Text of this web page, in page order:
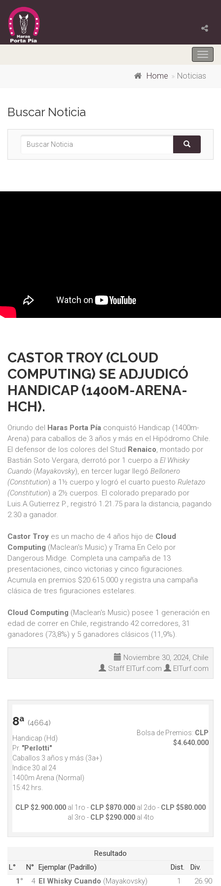
Home Noticias
Buscar Noticia
CASTOR TROY (CLOUD
COMPUTING) SE ADJUDICÓ
HANDICAP (1400M-ARENA-
HCH).
Oriundo del Haras Porta Pía conquistó Handicap (1400m-
Arena) para caballos de 3 años y más en el Hipódromo Chile.
El defensor de los colores del Stud Renaico, montado por
Bastián Soto Vergara, derrotó por 1 cuerpo a El Whisky
Cuando (Mayakovsky), en tercer lugar llegó Bellonero
(Constitution) a 1½ cuerpo y logró el cuarto puesto Ruletazo
(Constitution) a 2½ cuerpos. El colorado preparado por
Luis.A.Gutierrez P., registró 1.21.75 para la distancia, pagando
2.30 a ganador.
Castor Troy es un macho de 4 años hijo de Cloud
Computing (Maclean's Music) y Trama En Celo por
Dangerous Midge. Completa una campaña de 13
presentaciones, cinco victorias y cinco figuraciones.
Acumula en premios $20.615.000 y registra una campaña
clásica de tres figuraciones estelares.
Cloud Computing (Maclean's Music) posee 1 generación en
edad de correr en Chile, registrando 42 corredores, 31
ganadores (73,8%) y 5 ganadores clásicos (11,9%).
Noviembre 30, 2024, Chile
Staff ElTurf.com
ElTurf.com
8ª (4664)
Handicap (Hd)
Pr. "Perlotti"
Caballos 3 años y más (3a+)
Indice 30 al 24
1400m Arena (Normal)
15:42 hrs.
Bolsa de Premios: CLP
$4.640.000
CLP $2.900.000 al 1ro - CLP $870.000 al 2do - CLP $580.000
al 3ro - CLP $290.000al 4to
Resultado
L°
N° Ejemplar (Padrillo) Dist.
Div.
1°
4 El Whisky Cuando (Mayakovsky) 1 26.90